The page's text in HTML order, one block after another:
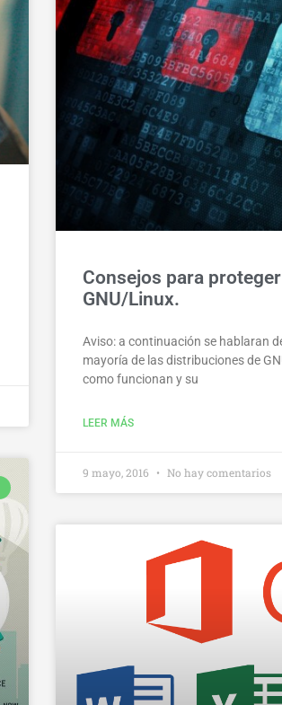
Consejos para
GNU/Linux.
Aviso: a continuación se hablaran
mayoría de las distribuciones de
como funcionan y su
LEER MÁS
9 mayo, 2016 No hay comentarios